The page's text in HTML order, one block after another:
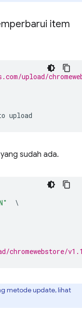
item
upload/
upload
sudah ada.
\
chromewebstore/
metode update, lihat